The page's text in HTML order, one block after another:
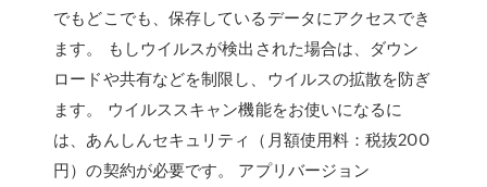
でもどこでも、保存しているデータにアクセスでき
ます。 もしウイルスが検出された場合は、ダウン
ロードや共有などを制限し、ウイルスの拡散を防ぎ
ます。 ウイルススキャン機能をお使いになるに
は、あんしんセキュリティ（月額使用料：税抜200
円）の契約が必要です。 アプリバージョン